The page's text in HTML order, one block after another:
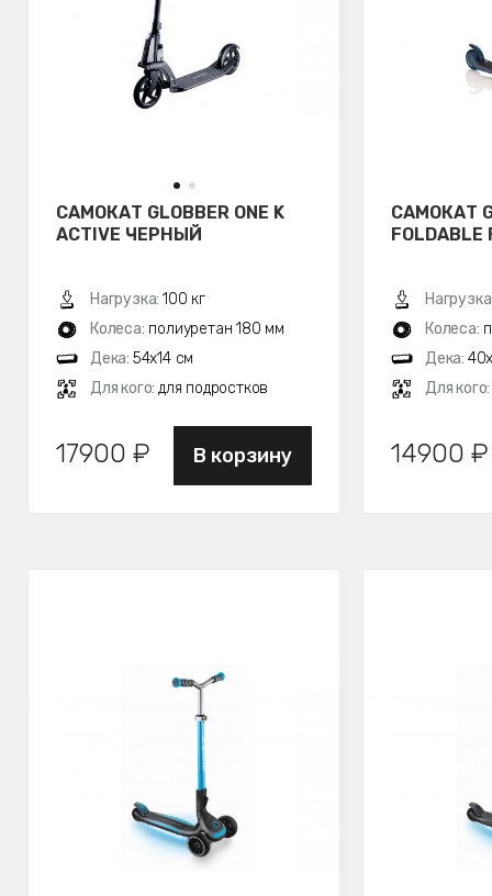
САМОКАТ GLOBBER ONE K
ACTIVE ЧЕРНЫЙ
Нагрузка: 100 кг
Колеса: полиуретан 180 мм
Дека: 54x14 см
Для кого: для подростков
17900 ₽ В корзину
САМОКАТ
Колеса:
Дека:
Для кого:
14900 ₽